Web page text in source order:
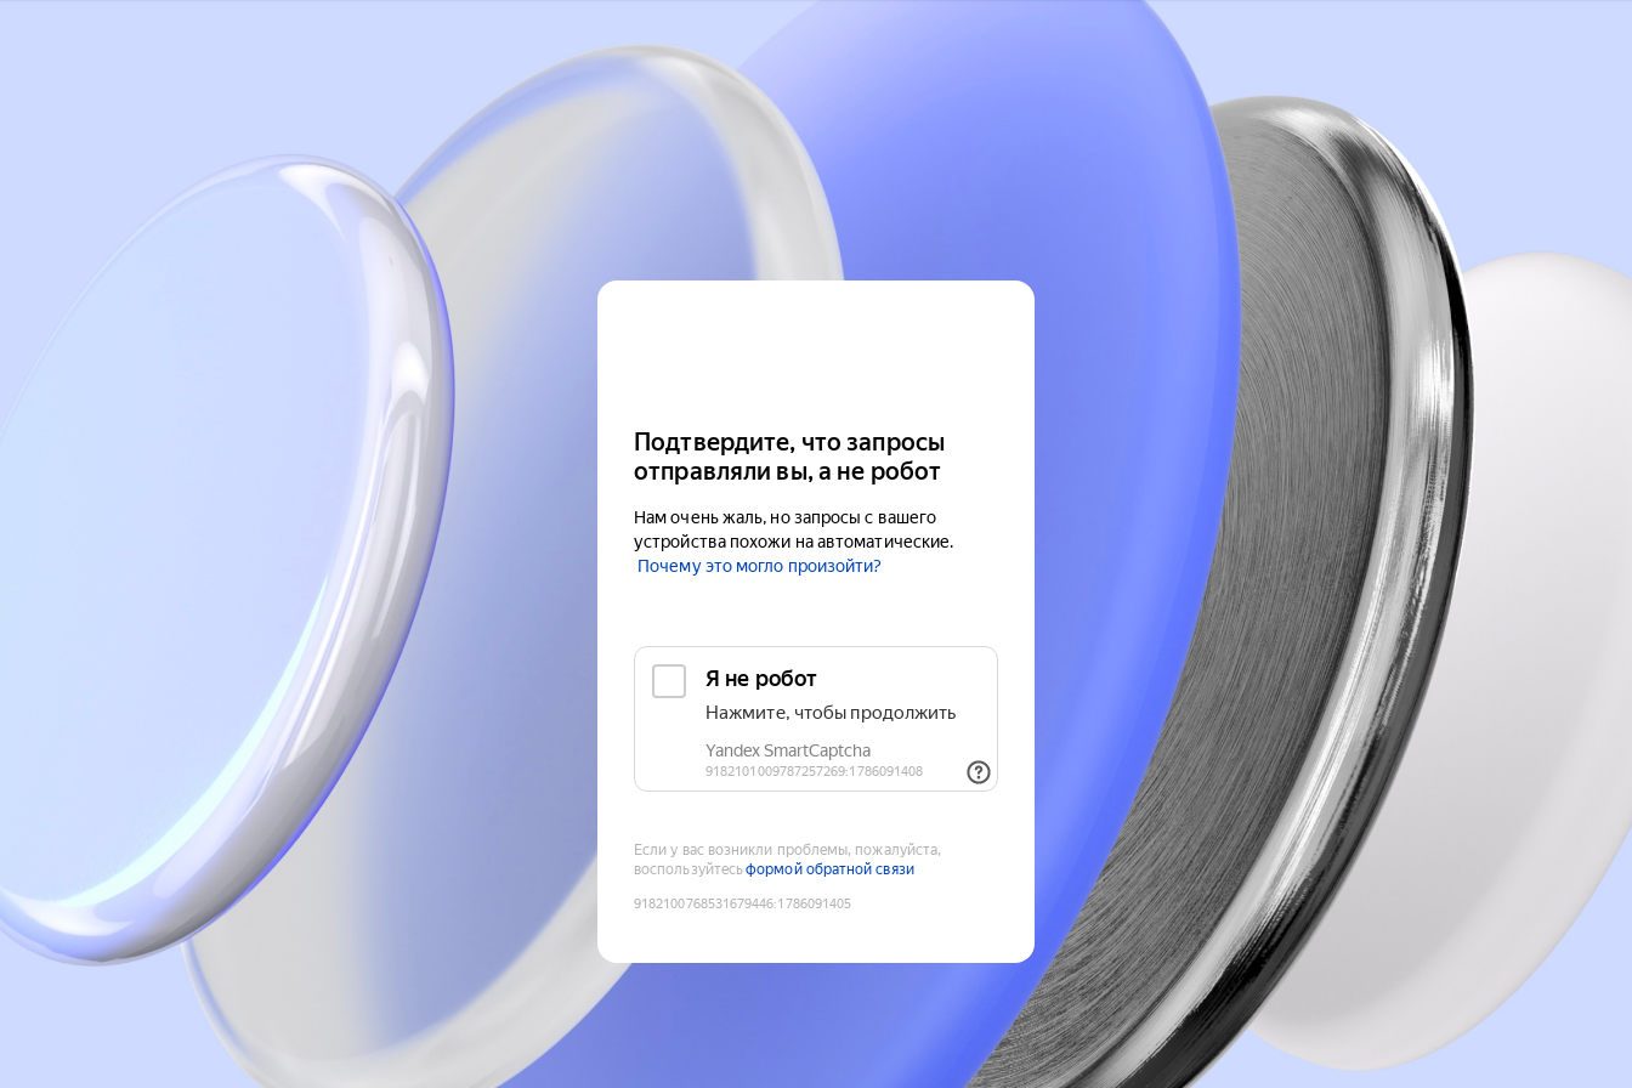
Подтвердите, что запросы
отправляли вы, а не робот
Нам очень жаль, но запросы с вашего
устройства похожи на автоматические.
Почему это могло произойти?
Если у вас возникли проблемы, пожалуйста,
воспользуйтесьформой обратной связи
9182100768531679446:1786091405